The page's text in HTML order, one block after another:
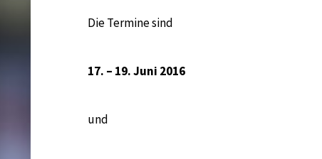
Die Termine sind
17. – 19. Juni 2016
und